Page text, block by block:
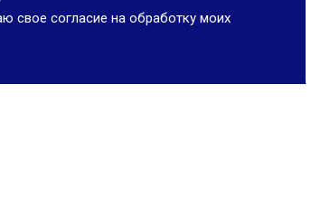
свое согласие на обработку моих